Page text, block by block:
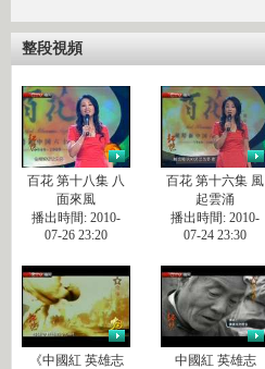
整段視頻
百花 第十八集 八
面來風
播出時間: 2010-
07-26 23:20
百花 第十六集 風
起雲涌
播出時間: 2010-
07-24 23:30
《中國紅 英雄志
中國紅 英雄志